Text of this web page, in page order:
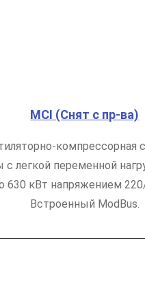
MCI (Снят с пр-ва)
компрессорная
с легкой переменной
630 кВт напряжением
Встроенный ModBus.